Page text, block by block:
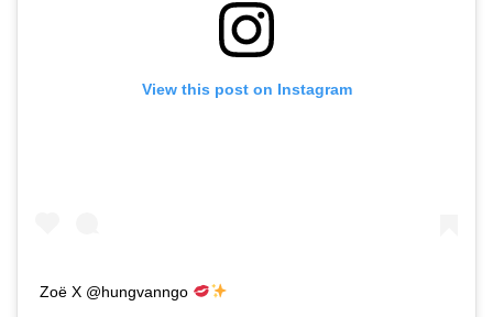
View this post on Instagram
Zoë X @hungvanngo